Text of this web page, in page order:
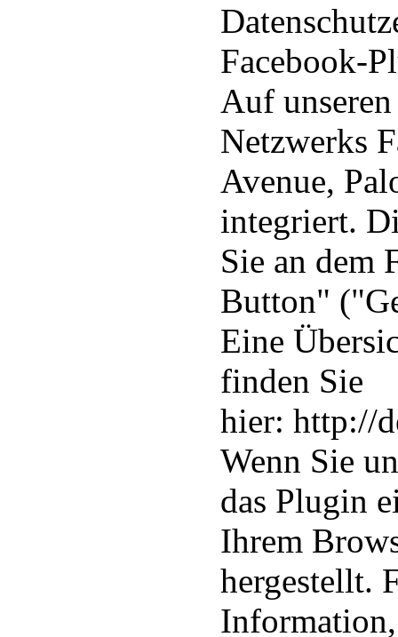
Facebook-
Auf
Netzwerks
Avenue,
integriert.
Sie an dem
Button"
Eine
finden Sie
hier: http://
Wenn Sie
das Plugin
Ihrem
hergestellt.